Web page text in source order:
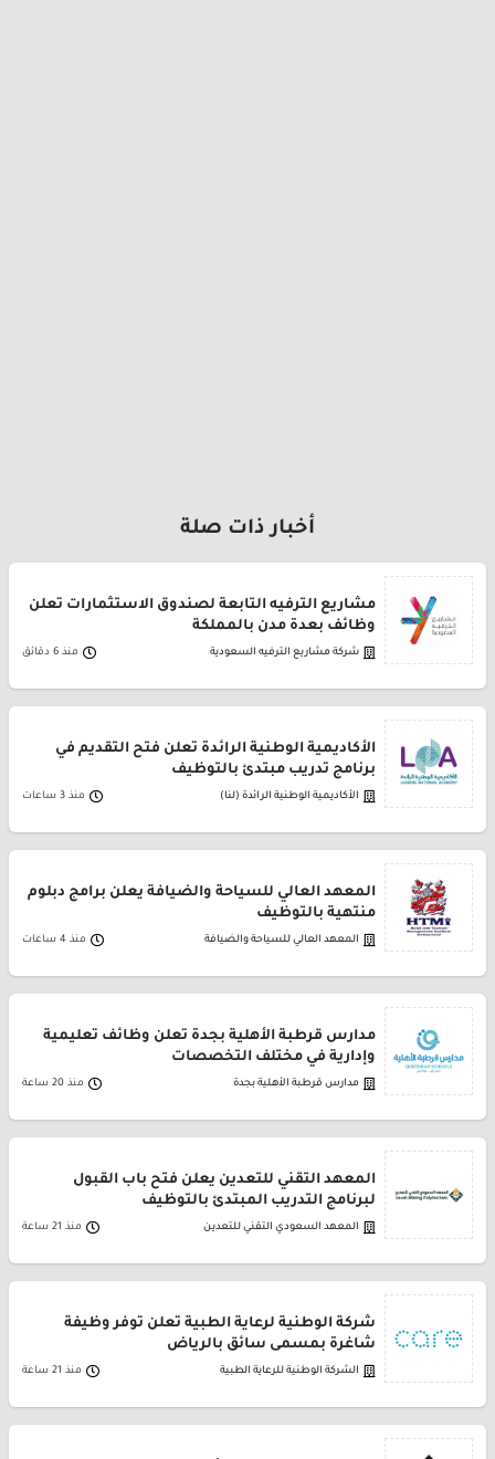
أخبار ذات صلة
مشاريع الترفيه التابعة لصندوق الاستثمارات تعلن
وظائف بعدة مدن بالمملكة
شركة مشاريع الترفيه السعودية منذ 6 دقائق
الأكاديمية الوطنية الرائدة تعلن فتح التقديم في
برنامج تدريب مبتدئ بالتوظيف
الأكاديمية الوطنية الرائدة (لنا) منذ 3 ساعات
المعهد العالي للسياحة والضيافة يعلن برامج دبلوم
منتهية بالتوظيف
المعهد العالي للسياحة والضيافة منذ 4 ساعات
مدارس قرطبة الأهلية بجدة تعلن وظائف تعليمية
وإدارية في مختلف التخصصات
مدارس قرطبة الأهلية بجدة منذ 20 ساعة
المعهد التقني للتعدين يعلن فتح باب القبول
لبرنامج التدريب المبتدئ بالتوظيف
المعهد السعودي التقني للتعدين منذ 21 ساعة
شركة الوطنية لرعاية الطبية تعلن توفر وظيفة
شاغرة بمسمى سائق بالرياض
الشركة الوطنية للرعاية الطبية منذ 21 ساعة